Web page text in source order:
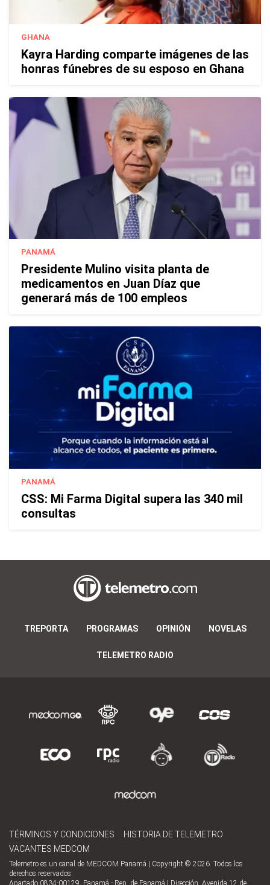
GHANA
Kayra Harding comparte imágenes de las
honras fúnebres de su esposo en Ghana
PANAMÁ
Presidente Mulino visita planta de
medicamentos en Juan Díaz que
generará más de 100 empleos
PANAMÁ
CSS: Mi Farma Digital supera las 340 mil
consultas
TREPORTA PROGRAMAS OPINIÓN NOVELAS
TELEMETRO RADIO
TÉRMINOS Y CONDICIONES
HISTORIA DE TELEMETRO
VACANTES MEDCOM
Telemetro es un canal de MEDCOM Panamá | Copyright © 2026. Todos los
derechos reservados.
Apartado 0834-00129, Panamá - Rep. de Panamá | Dirección, Avenida 12 de